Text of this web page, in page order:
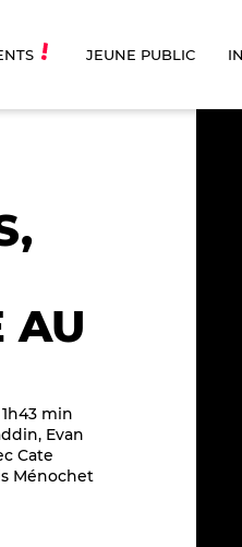
JEUNE PUBLIC
AU
1h43 min
Evan
Cate
Ménochet